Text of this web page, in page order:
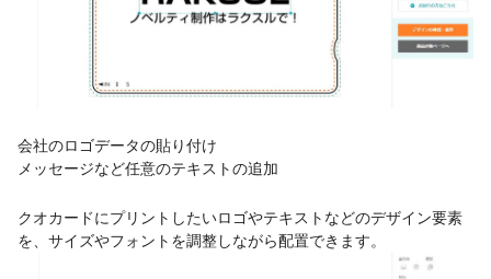
会社のロゴデータの貼り付け
メッセージなど任意のテキストの追加
クオカードにプリントしたいロゴやテキストなどのデザイン要素
を、サイズやフォントを調整しながら配置できます。